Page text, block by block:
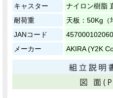
キャスター
ナイロン樹脂
耐荷重
天板：50Kg（
JANコード
メーカー
AKIRA (Y2K